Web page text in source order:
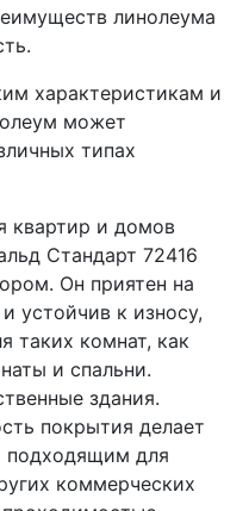
линолеума
характеристикам и
может
типах
квартир и домов
Стандарт 72416
Он приятен на
устойчив к износу,
таких комнат, как
и спальни.
здания.
покрытия делает
подходящим для
коммерческих